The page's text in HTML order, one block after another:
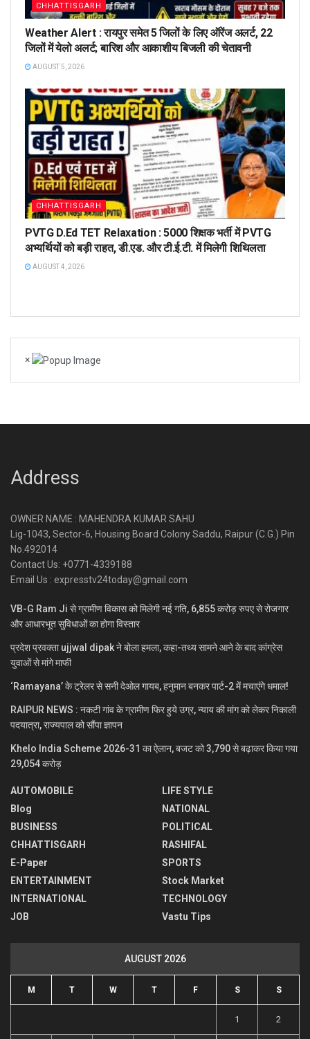
CHHATTISGARH
Weather Alert : रायपुर समेत 5 जिलों के लिए ऑरेंज अलर्ट, 22
जिलों में येलो अलर्ट; बारिश और आकाशीय बिजली की चेतावनी
AUGUST 5, 2026
CHHATTISGARH
PVTG D.Ed TET Relaxation : 5000 शिक्षक भर्ती में PVTG
अभ्यर्थियों को बड़ी राहत, डी.एड. और टी.ई.टी. में मिलेगी शिथिलता
AUGUST 4, 2026
×
Address
OWNER NAME : MAHENDRA KUMAR SAHU
Lig-1043, Sector-6, Housing Board Colony Saddu, Raipur (C.G.) Pin
No.492014
Contact Us: +0771-4339188
Email Us : expresstv24today@gmail.com
VB-G Ram Ji से ग्रामीण विकास को मिलेगी नई गति, 6,855 करोड़ रुपए से रोजगार
और आधारभूत सुविधाओं का होगा विस्तार
प्रदेश प्रवक्ता ujjwal dipak ने बोला हमला, कहा-तथ्य सामने आने के बाद कांग्रेस
युवाओं से मांगे माफी
‘Ramayana’ के ट्रेलर से सनी देओल गायब, हनुमान बनकर पार्ट-2 में मचाएंगे धमाल!
RAIPUR NEWS : नकटी गांव के ग्रामीण फिर हुये उग्र, न्याय की मांग को लेकर निकाली
पदयात्रा, राज्यपाल को सौंपा ज्ञापन
Khelo India Scheme 2026-31 का ऐलान, बजट को 3,790 से बढ़ाकर किया गया
29,054 करोड़
AUTOMOBILE
Blog
BUSINESS
CHHATTISGARH
E-Paper
ENTERTAINMENT
INTERNATIONAL
JOB
LIFE STYLE
NATIONAL
POLITICAL
RASHIFAL
SPORTS
Stock Market
TECHNOLOGY
Vastu Tips
AUGUST 2026
M T W T F S S
1 2